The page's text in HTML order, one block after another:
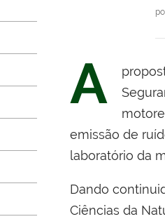
A
emissão de
laboratório da
Dando
Ciências da